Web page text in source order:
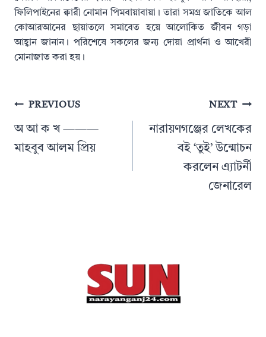
ফিলিপাইনের ক্বারী নোমান পিমবায়াবায়া। তারা সমগ্র জাতিকে আল
কোআরআনের ছায়াতলে সমাবেত হয়ে আলোকিত জীবন গড়া
আহ্বান জানান। পরিশেষে সকলের জন্য দোয়া প্রার্থনা ও আখেরী
মোনাজাত করা হয়।
PostPREVIOUS
অ আ ক খ ———
মাহবুব আলম প্রিয়
NEXT
নারায়ণগঞ্জের লেখকের
বই ‘তুই’ উন্মোচন
করলেন এ্যাটর্নী
জেনারেল